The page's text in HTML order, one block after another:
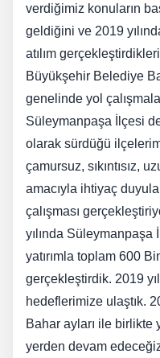
verdiğimiz konuların
geldiğini ve 2019
atılım
Büyükşehir Belediye
genelinde yol
Süleymanpaşa İlçesi
olarak sürdüğü
çamursuz, sıkıntısız,
amacıyla ihtiyaç
çalışması
yılında Süleymanpaşa
yatırımla toplam 600
gerçekleştirdik. 2019
hedeflerimize ulaştık.
Bahar ayları ile birlikte
yerden devam